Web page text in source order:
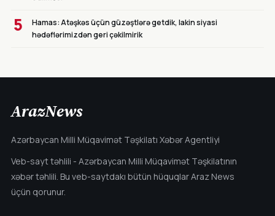
5
Hamas: Atəşkəs üçün güzəştlərə getdik, lakin siyasi
hədəflərimizdən geri çəkilmirik
ArazNews
Azərbaycan Milli Müqavimət Təşkilatı Xəbər Agentliyi
Veb-sayt təhlili - Azərbaycan Milli Müqavimət Təşkilatının
xəbər təhlili. Bu veb-saytdakı bütün hüquqlar Araz News
üçün qorunur.